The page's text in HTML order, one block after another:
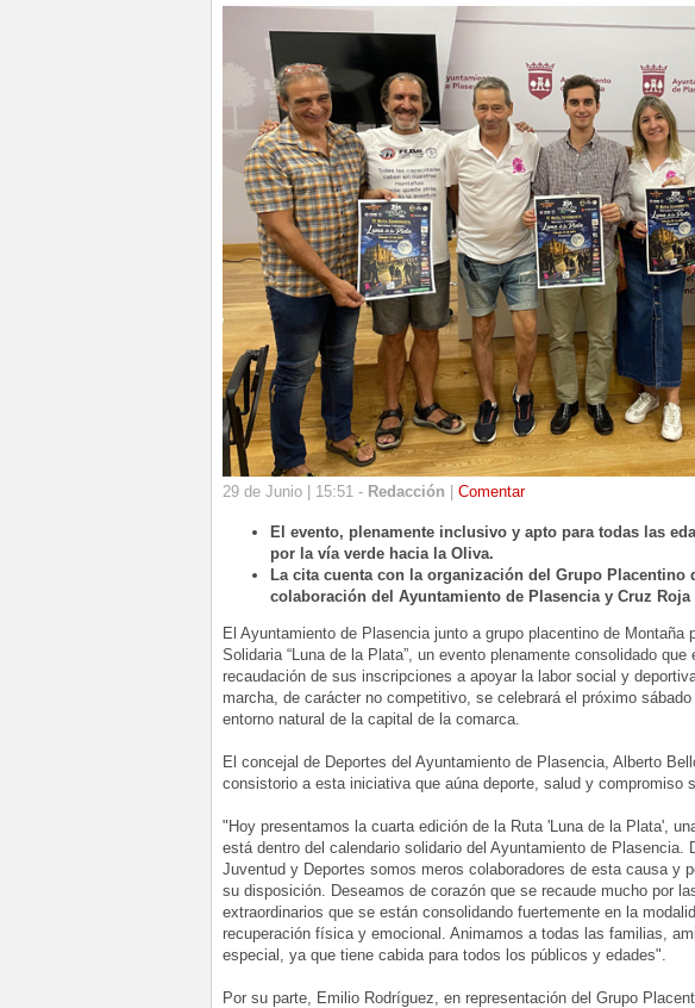
29 de Junio | 15:51 - Redacción Comentar
El evento, plenamente inclusivo y apto para todas las
por la vía verde hacia la Oliva.
La cita cuenta con la organización del Grupo Placentino
colaboración del Ayuntamiento de Plasencia y Cruz Roja
El Ayuntamiento de Plasencia junto a grupo placentino de
Solidaria “Luna de la Plata”, un evento plenamente consolidado
recaudación de sus inscripciones a apoyar la labor social y
marcha, de carácter no competitivo, se celebrará el próximo
entorno natural de la capital de la comarca.
El concejal de Deportes del Ayuntamiento de Plasencia, Alberto
consistorio a esta iniciativa que aúna deporte, salud y compromiso
"Hoy presentamos la cuarta edición de la Ruta 'Luna de la Plata',
está dentro del calendario solidario del Ayuntamiento de Plasencia.
Juventud y Deportes somos meros colaboradores de esta causa y
su disposición. Deseamos de corazón que se recaude mucho por
extraordinarios que se están consolidando fuertemente en la
recuperación física y emocional. Animamos a todas las familias,
especial, ya que tiene cabida para todos los públicos y edades".
Por su parte, Emilio Rodríguez, en representación del Grupo